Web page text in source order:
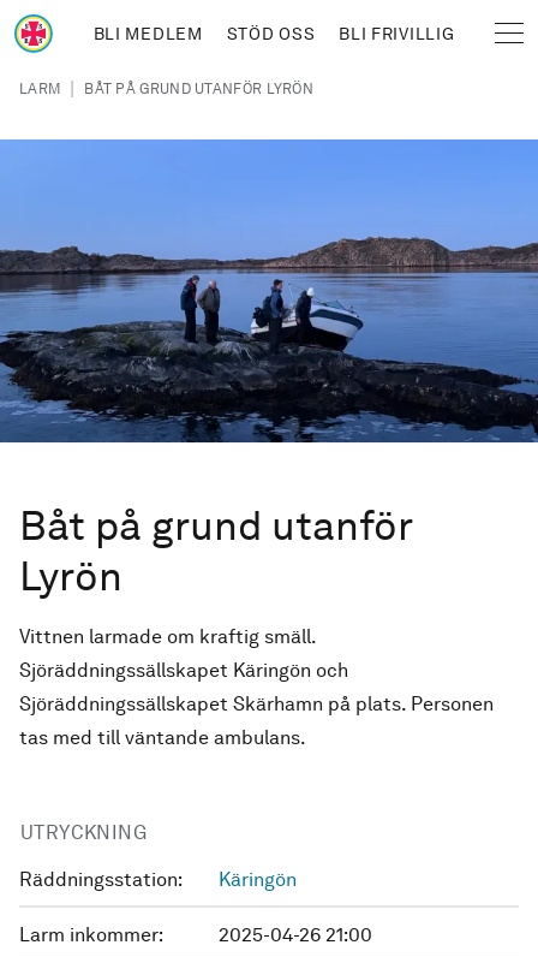
Hoppa till huvudinnehåll
BLI MEDLEM STÖD OSS BLI FRIVILLIG
Länkstig
LARM | BÅT PÅ GRUND UTANFÖR LYRÖN
Båt på grund utanför
Lyrön
Vittnen larmade om kraftig smäll.
Sjöräddningssällskapet Käringön och
Sjöräddningssällskapet Skärhamn på plats. Personen
tas med till väntande ambulans.
UTRYCKNING
Räddningsstation: Käringön
Larm inkommer: 2025-04-26 21:00